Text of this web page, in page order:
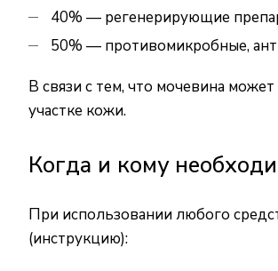
40% — регенерирующие
50% — противомикробные,
В связи с тем, что мочевина
участке кожи.
Когда и кому
При использовании любого
(инструкцию):